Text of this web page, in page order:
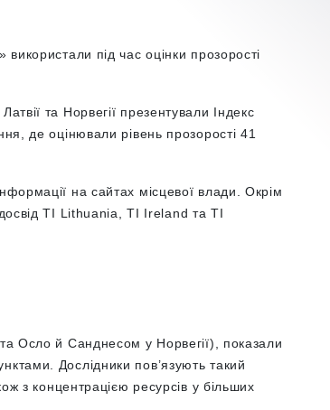
» використали під час оцінки прозорості
та Норвегії презентували Індекс
де оцінювали рівень прозорості 41
на сайтах місцевої влади. Окрім
TI Lithuania, TI Ireland та TI
Осло й Санднесом у Норвегії), показали
Дослідники пов’язують такий
з концентрацією ресурсів у більших